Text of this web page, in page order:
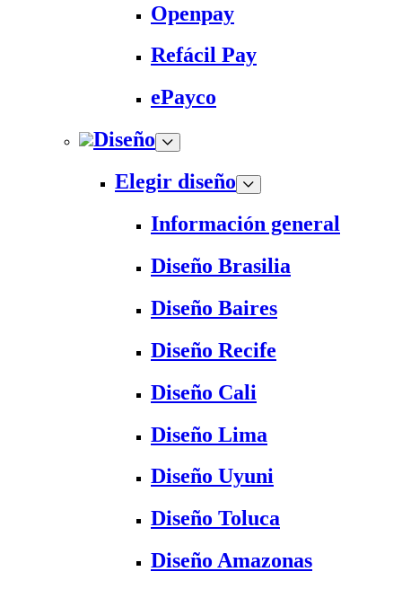
Openpay
Refácil Pay
ePayco
Diseño
Elegir diseño
Información general
Diseño Brasilia
Diseño Baires
Diseño Recife
Diseño Cali
Diseño Lima
Diseño Uyuni
Diseño Toluca
Diseño Amazonas